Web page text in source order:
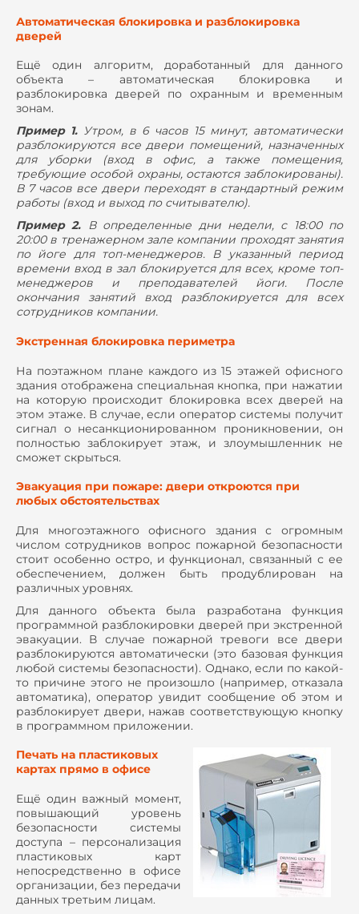
Автоматическая блокировка и разблокировка
дверей
Ещё один алгоритм, доработанный для данного
объекта – автоматическая блокировка и
разблокировка дверей по охранным и временным
зонам.
Пример 1. Утром, в 6 часов 15 минут, автоматически
разблокируются все двери помещений, назначенных
для уборки (вход в офис, а также помещения,
требующие особой охраны, остаются заблокированы).
В 7 часов все двери переходят в стандартный режим
работы (вход и выход по считывателю).
Пример 2. В определенные дни недели, с 18:00 по
20:00 в тренажерном зале компании проходят занятия
по йоге для топ-менеджеров. В указанный период
времени вход в зал блокируется для всех, кроме топ-
менеджеров и преподавателей йоги. После
окончания занятий вход разблокируется для всех
сотрудников компании.
Экстренная блокировка периметра
На поэтажном плане каждого из 15 этажей офисного
здания отображена специальная кнопка, при нажатии
на которую происходит блокировка всех дверей на
этом этаже. В случае, если оператор системы получит
сигнал о несанкционированном проникновении, он
полностью заблокирует этаж, и злоумышленник не
сможет скрыться.
Эвакуация при пожаре: двери откроются при
любых обстоятельствах
Для многоэтажного офисного здания с огромным
числом сотрудников вопрос пожарной безопасности
стоит особенно остро, и функционал, связанный с ее
обеспечением, должен быть продублирован на
различных уровнях.
Для данного объекта была разработана функция
программной разблокировки дверей при экстренной
эвакуации. В случае пожарной тревоги все двери
разблокируются автоматически (это базовая функция
любой системы безопасности). Однако, если по какой-
то причине этого не произошло (например, отказала
автоматика), оператор увидит сообщение об этом и
разблокирует двери, нажав соответствующую кнопку
в программном приложении.
Печать на пластиковых
картах прямо в офисе
Ещё один важный момент,
повышающий уровень
безопасности системы
доступа – персонализация
пластиковых карт
непосредственно в офисе
организации, без передачи
данных третьим лицам.